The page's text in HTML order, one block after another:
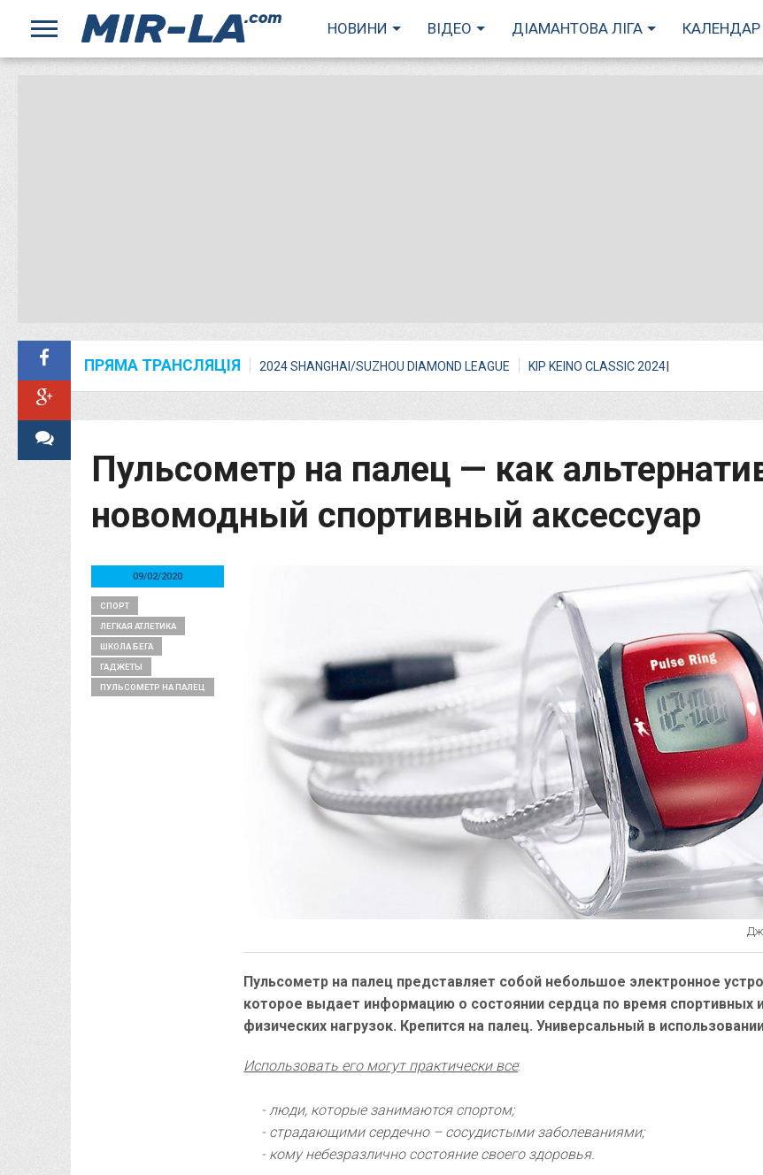
НОВИНИ ВІДЕО ДІАМАНТОВА ЛІГА КАЛЕНДАР
ПРЯМА ТРАНСЛЯЦІЯ 2024 SHANGHAI/SUZHOU DIAMOND LEAGUE I
KIP KEINO CLASSIC 2024
Пульсометр на палец — как
новомодный спортивный аксессуар
Пульсометр на палец представляет собой небольшое электронное
которое выдает информацию о состоянии сердца по время спортивных
физических нагрузок. Крепится на палец. Универсальный в
Использовать его могут практически все:
- люди, которые занимаются спортом;
- страдающими сердечно – сосудистыми заболеваниями;
- кому небезразлично состояние своего здоровья.
09/02/2020
СПОРТ
ЛЕГКАЯ АТЛЕТИКА
ШКОЛА БЕГА
ГАДЖЕТЫ
ПУЛЬСОМЕТР НА ПАЛЕЦ